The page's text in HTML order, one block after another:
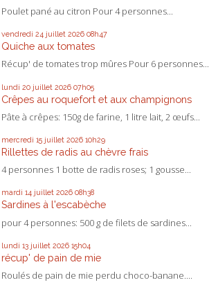
Poulet pané au citron Pour 4 personnes...
vendredi 24 juillet 2026 08h47
Quiche aux tomates
Récup' de tomates trop mûres Pour 6 personnes...
lundi 20 juillet 2026 07h05
Crêpes au roquefort et aux champignons
Pâte à crêpes: 150g de farine, 1 litre lait, 2 œufs...
mercredi 15 juillet 2026 10h29
Rillettes de radis au chèvre frais
4 personnes 1 botte de radis roses; 1 gousse...
mardi 14 juillet 2026 08h38
Sardines à l'escabèche
pour 4 personnes: 500 g de filets de sardines...
lundi 13 juillet 2026 15h04
récup' de pain de mie
Roulés de pain de mie perdu choco-banane....